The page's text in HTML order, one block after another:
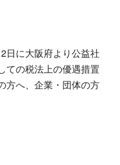
日に大阪府より公益社
ての税法上の優遇措置
方へ、企業・団体の方